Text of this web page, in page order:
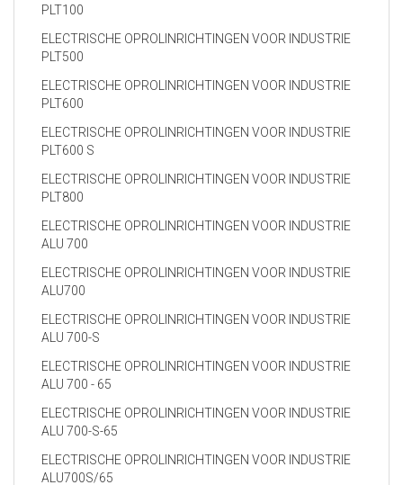
PLT100
ELECTRISCHE OPROLINRICHTINGEN VOOR INDUSTRIE
PLT500
ELECTRISCHE OPROLINRICHTINGEN VOOR INDUSTRIE
PLT600
ELECTRISCHE OPROLINRICHTINGEN VOOR INDUSTRIE
PLT600 S
ELECTRISCHE OPROLINRICHTINGEN VOOR INDUSTRIE
PLT800
ELECTRISCHE OPROLINRICHTINGEN VOOR INDUSTRIE
ALU 700
ELECTRISCHE OPROLINRICHTINGEN VOOR INDUSTRIE
ALU700
ELECTRISCHE OPROLINRICHTINGEN VOOR INDUSTRIE
ALU 700-S
ELECTRISCHE OPROLINRICHTINGEN VOOR INDUSTRIE
ALU 700 - 65
ELECTRISCHE OPROLINRICHTINGEN VOOR INDUSTRIE
ALU 700-S-65
ELECTRISCHE OPROLINRICHTINGEN VOOR INDUSTRIE
ALU700S/65